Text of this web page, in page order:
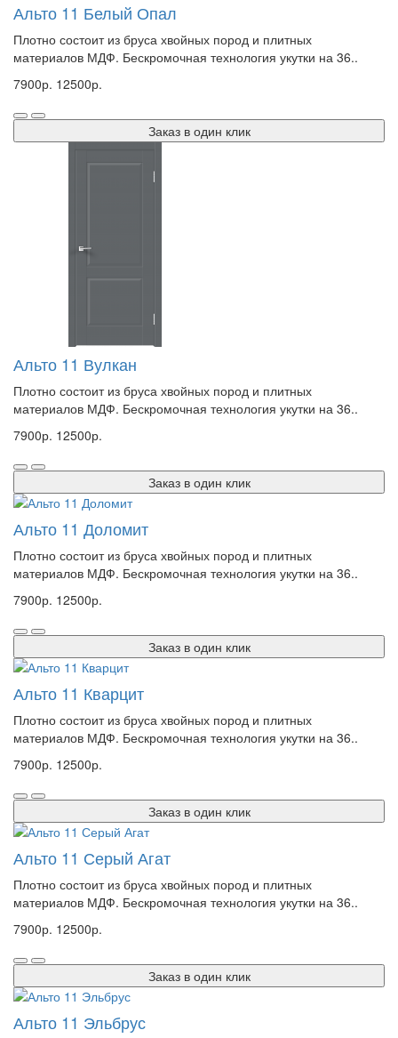
Альто 11 Белый Опал
Плотно состоит из бруса хвойных пород и плитных
материалов МДФ. Бескромочная технология укутки на 36..
7900р. 12500р.
Заказ в один клик
Альто 11 Вулкан
Плотно состоит из бруса хвойных пород и плитных
материалов МДФ. Бескромочная технология укутки на 36..
7900р. 12500р.
Заказ в один клик
Альто 11 Доломит
Плотно состоит из бруса хвойных пород и плитных
материалов МДФ. Бескромочная технология укутки на 36..
7900р. 12500р.
Заказ в один клик
Альто 11 Кварцит
Плотно состоит из бруса хвойных пород и плитных
материалов МДФ. Бескромочная технология укутки на 36..
7900р. 12500р.
Заказ в один клик
Альто 11 Серый Агат
Плотно состоит из бруса хвойных пород и плитных
материалов МДФ. Бескромочная технология укутки на 36..
7900р. 12500р.
Заказ в один клик
Альто 11 Эльбрус